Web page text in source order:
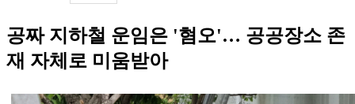
공짜 지하철 운임은 '혐오'… 공공장소 존
재 자체로 미움받아